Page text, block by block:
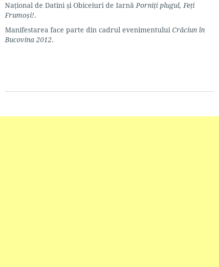
Național de Datini și Obiceiuri de Iarnă Porniți plugul, Feți
Frumoși!.
Manifestarea face parte din cadrul evenimentului Crăciun în
Bucovina 2012.